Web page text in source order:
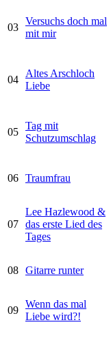
03
Versuchs doch mal
mit mir
04
Altes Arschloch
Liebe
05
Tag mit
Schutzumschlag
06 Traumfrau
07
Lee Hazlewood &
das erste Lied des
Tages
08 Gitarre runter
09
Wenn das mal
Liebe wird?!